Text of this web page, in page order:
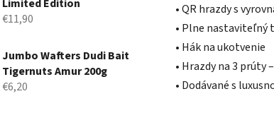
Limited Edition
€11,90
Jumbo Wafters Dudi Bait
Tigernuts Amur 200g
€6,20
• QR hrazdy s
• Plne nastaviteľný
• Hák na ukotvenie
• Hrazdy na 3 prúty
• Dodávané s